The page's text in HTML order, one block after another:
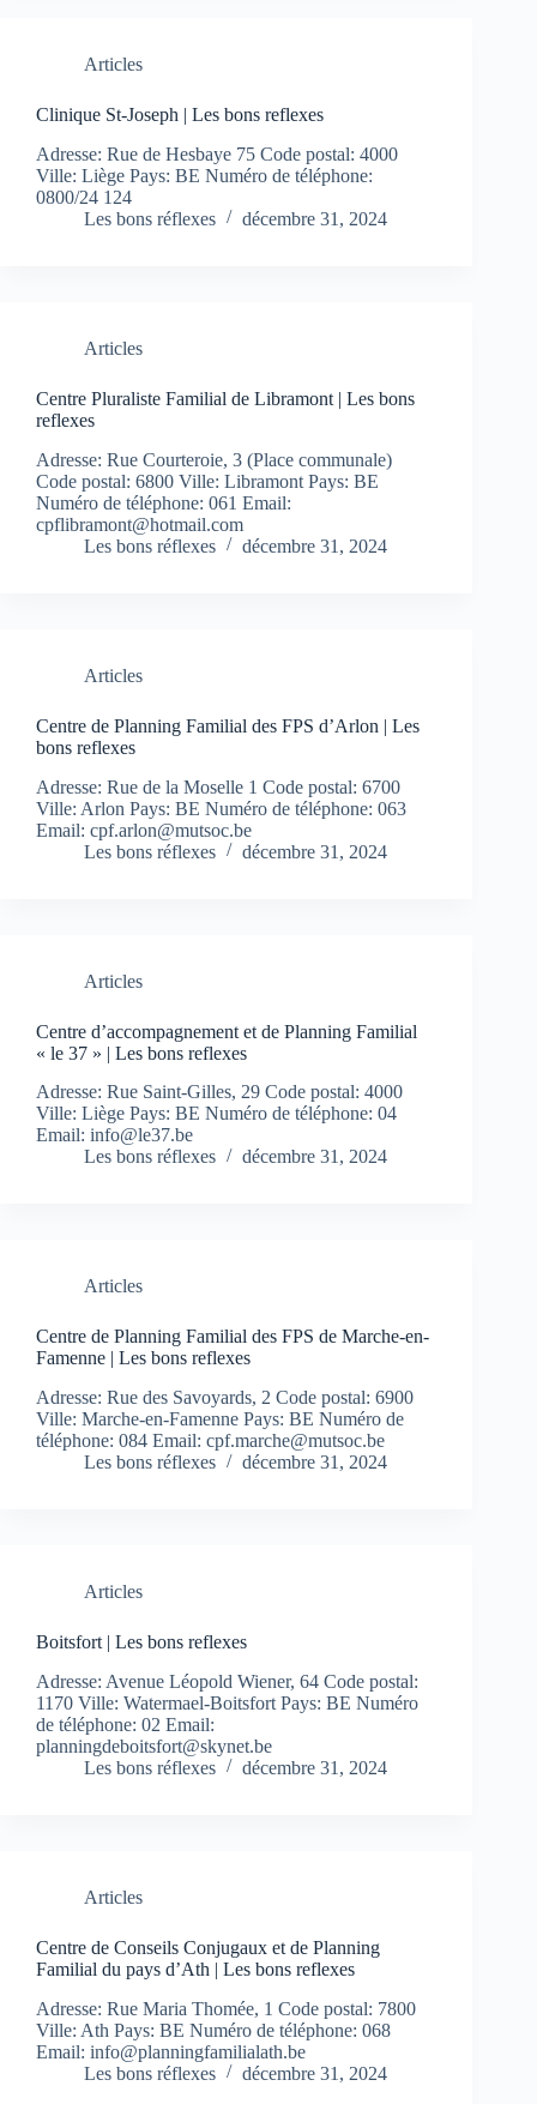
Articles
Clinique St-Joseph | Les bons reflexes
Adresse: Rue de Hesbaye 75 Code postal: 4000
Ville: Liège Pays: BE Numéro de téléphone:
0800/24 124
Les bons réflexes
décembre 31, 2024
Articles
Centre Pluraliste Familial de Libramont | Les bons
reflexes
Adresse: Rue Courteroie, 3 (Place communale)
Code postal: 6800 Ville: Libramont Pays: BE
Numéro de téléphone: 061 Email:
cpflibramont@hotmail.com
Les bons réflexes
décembre 31, 2024
Articles
Centre de Planning Familial des FPS d’Arlon | Les
bons reflexes
Adresse: Rue de la Moselle 1 Code postal: 6700
Ville: Arlon Pays: BE Numéro de téléphone: 063
Email: cpf.arlon@mutsoc.be
Les bons réflexes
décembre 31, 2024
Articles
Centre d’accompagnement et de Planning Familial
« le 37 » | Les bons reflexes
Adresse: Rue Saint-Gilles, 29 Code postal: 4000
Ville: Liège Pays: BE Numéro de téléphone: 04
Email: info@le37.be
Les bons réflexes
décembre 31, 2024
Articles
Centre de Planning Familial des FPS de Marche-en-
Famenne | Les bons reflexes
Adresse: Rue des Savoyards, 2 Code postal: 6900
Ville: Marche-en-Famenne Pays: BE Numéro de
téléphone: 084 Email: cpf.marche@mutsoc.be
Les bons réflexes
décembre 31, 2024
Articles
Boitsfort | Les bons reflexes
Adresse: Avenue Léopold Wiener, 64 Code postal:
1170 Ville: Watermael-Boitsfort Pays: BE Numéro
de téléphone: 02 Email:
planningdeboitsfort@skynet.be
Les bons réflexes
décembre 31, 2024
Articles
Centre de Conseils Conjugaux et de Planning
Familial du pays d’Ath | Les bons reflexes
Adresse: Rue Maria Thomée, 1 Code postal: 7800
Ville: Ath Pays: BE Numéro de téléphone: 068
Email: info@planningfamilialath.be
Les bons réflexes
décembre 31, 2024